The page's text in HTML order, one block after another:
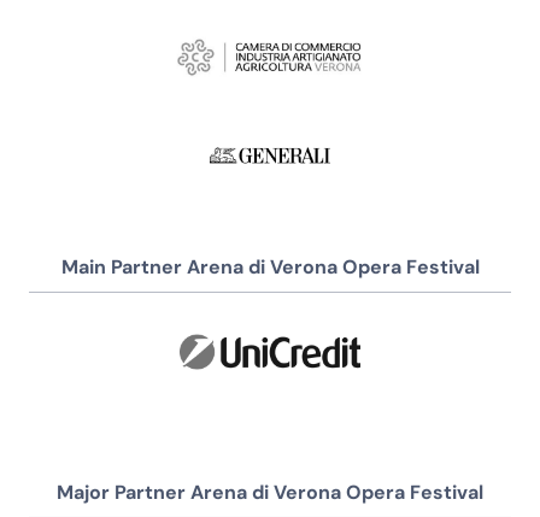
Main Partner Arena di Verona Opera Festival
Major Partner Arena di Verona Opera Festival